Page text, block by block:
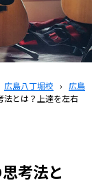
広島八丁堀校 ›
広島
法とは？上達を左右
考法と